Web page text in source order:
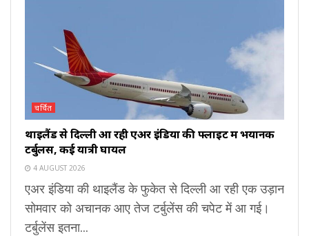
चर्चित
थाइलैंड से दिल्ली आ रही एअर इंडिया की फ्लाइट में भयानक
टर्बुलेंस, कई यात्री घायल
4 AUGUST 2026
एअर इंडिया की थाइलैंड के फुकेत से दिल्ली आ रही एक उड़ान
सोमवार को अचानक आए तेज टर्बुलेंस की चपेट में आ गई।
टर्बुलेंस इतना...